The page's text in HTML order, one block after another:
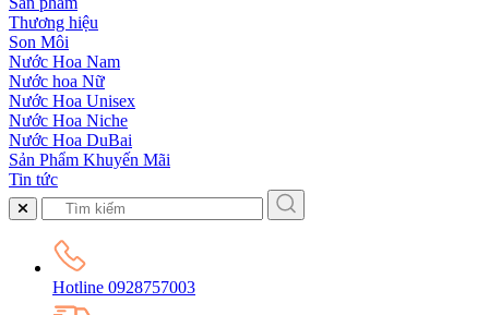
Thương hiệu
Son Môi
Nước Hoa Nam
Nước hoa Nữ
Nước Hoa Unisex
Nước Hoa Niche
Nước Hoa DuBai
Sản Phẩm Khuyến Mãi
Tin tức
Hotline 0928757003